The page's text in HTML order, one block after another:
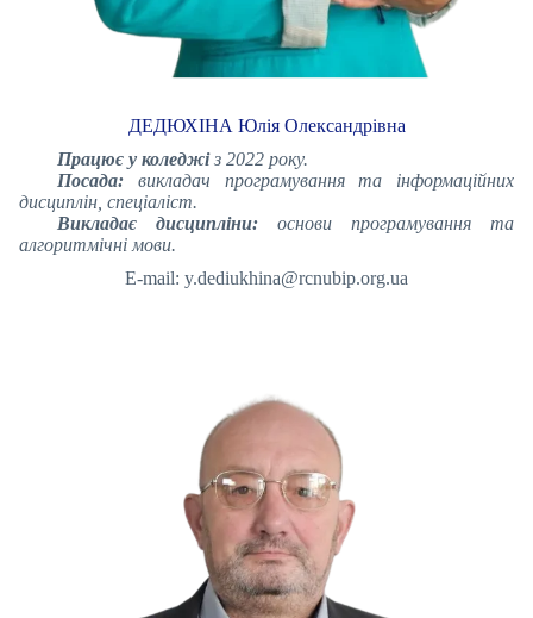
ДЕДЮХІНА Юлія Олександрівна
Працює у коледжіз 2022 року.
Посада: викладач програмування та інформаційних
дисциплін, спеціаліст.
Викладає дисципліни: основи програмування та
алгоритмічні мови.
E-mail: y.dediukhina@rcnubip.org.ua